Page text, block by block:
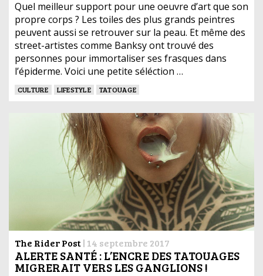
Quel meilleur support pour une oeuvre d’art que son
propre corps ? Les toiles des plus grands peintres
peuvent aussi se retrouver sur la peau. Et même des
street-artistes comme Banksy ont trouvé des
personnes pour immortaliser ses frasques dans
l’épiderme. Voici une petite séléction …
CULTURE LIFESTYLE TATOUAGE
The Rider Post| 14 septembre 2017
ALERTE SANTÉ : L’ENCRE DES TATOUAGES
MIGRERAIT VERS LES GANGLIONS !